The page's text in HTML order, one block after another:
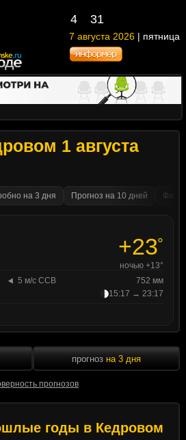
4 31
7 августа 2026 | пятница
1 августа
на 3 дня Прогноз на 10 дней
+23°
ночью +13°
5 м/с ССВ
752 мм
15:17 → 23:17
прогнозов
прогноз на 3 дня
годы в Кедровом